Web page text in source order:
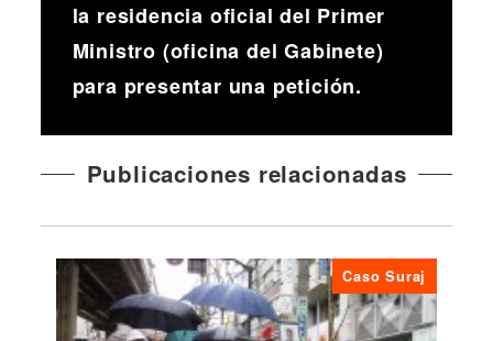
la residencia oficial del Primer
Ministro (oficina del Gabinete)
para presentar una petición.
Publicaciones relacionadas
Caso Suraj